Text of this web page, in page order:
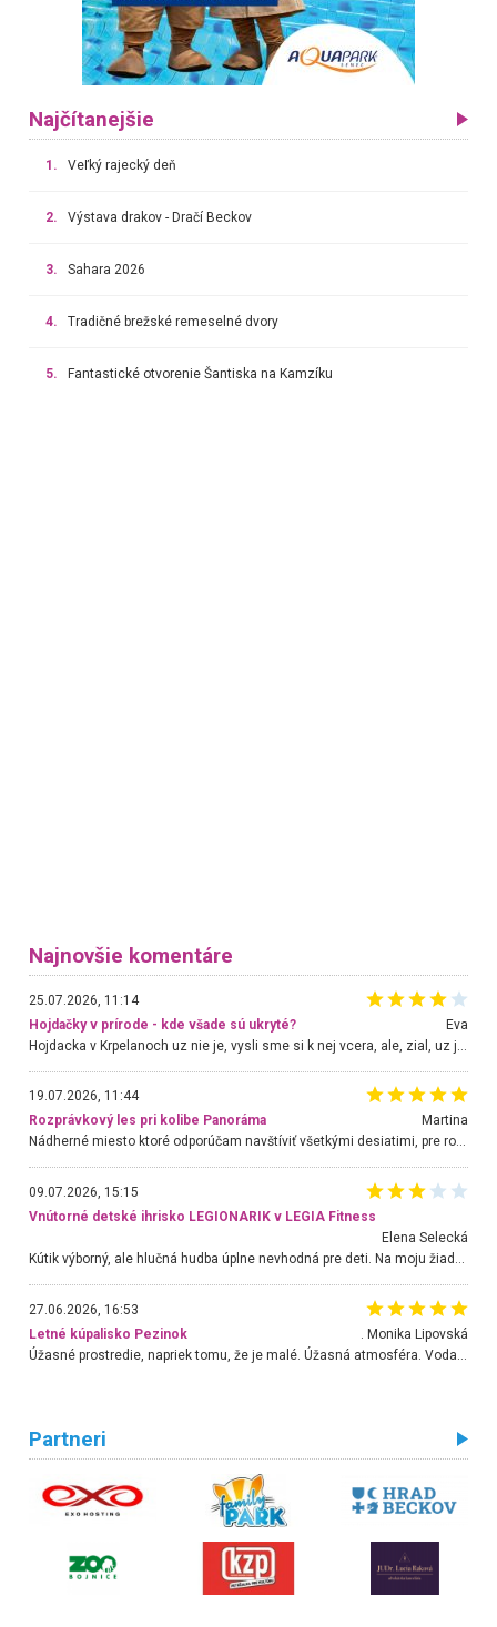
Najčítanejšie
1. Veľký rajecký deň
2. Výstava drakov - Dračí Beckov
3. Sahara 2026
4. Tradičné brežské remeselné dvory
5. Fantastické otvorenie Šantiska na Kamzíku
Najnovšie komentáre
25.07.2026, 11:14
Hojdačky v prírode - kde všade sú ukryté?
Eva
19.07.2026, 11:44
Rozprávkový les pri kolibe Panoráma
Martina
Nádherné miesto ktoré odporúčam navštíviť všetkými desiatimi, pre rodiny s deťmi, dôchodcom... Proste a jednoducho ozaj rozprávkový les.. určite ešte prídeme. Odniesli sme si na pamiatku krásne tričká,
09.07.2026, 15:15
Vnútorné detské ihrisko LEGIONARIK v LEGIA Fitness
Elena Selecká
Kútik výborný, ale hlučná hudba úplne nevhodná pre deti. Na moju žiadosť o aspoň sušenie nereagovali.
27.06.2026, 16:53
Letné kúpalisko Pezinok
. Monika Lipovská
Partneri